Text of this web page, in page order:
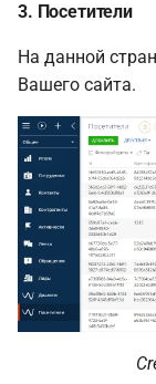
3. Посетители
На данной
Вашего сайта.